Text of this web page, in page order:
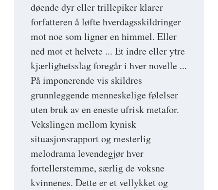
døende dyr eller trillepiker klarer
forfatteren å løfte hverdagsskildringer
mot noe som ligner en himmel. Eller
ned mot et helvete ... Et indre eller ytre
kjærlighetsslag foregår i hver novelle ...
På imponerende vis skildres
grunnleggende menneskelige følelser
uten bruk av en eneste ufrisk metafor.
Vekslingen mellom kynisk
situasjonsrapport og mesterlig
melodrama levendegjør hver
fortellerstemme, særlig de voksne
kvinnenes. Dette er et vellykket og